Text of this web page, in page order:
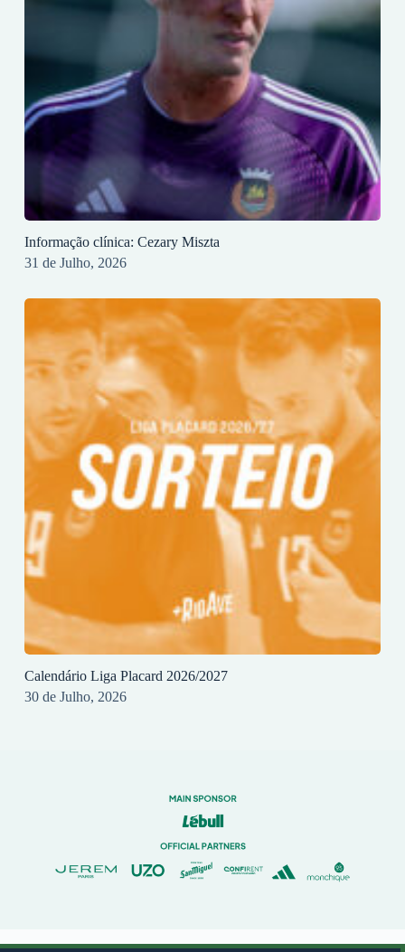
Informação clínica: Cezary Miszta
31 de Julho, 2026
Calendário Liga Placard 2026/2027
30 de Julho, 2026